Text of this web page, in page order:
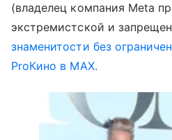
(владелец компания Meta
экстремистской и
знаменитости без
ProКино в MAX.